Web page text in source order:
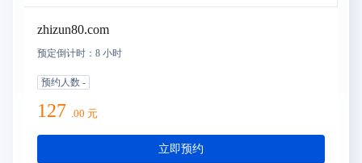
zhizun80.com
预定倒计时： 8 小时
预约人数 -
127 .00 元
立即预约